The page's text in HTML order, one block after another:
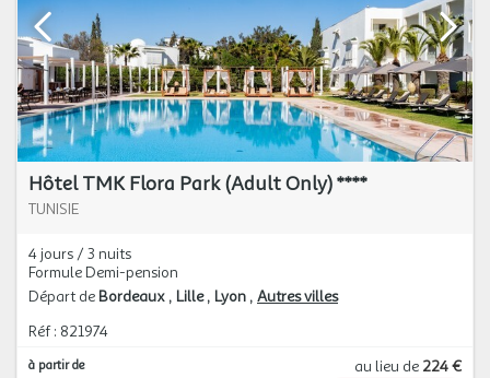
Hôtel TMK Flora Park (Adult Only) ****
TUNISIE
4 jours / 3 nuits
Formule Demi-pension
Départ de Bordeaux Lille Lyon Autres villes
Réf : 821974
à partir de au lieu de 224 €